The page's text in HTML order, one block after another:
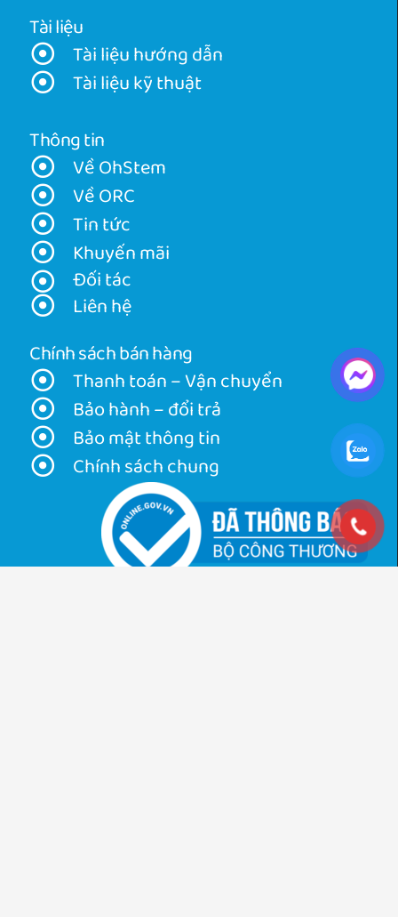
Tài liệu
Tài liệu hướng dẫn
Tài liệu kỹ thuật
Thông tin
Về OhStem
Về ORC
Tin tức
Khuyến mãi
Đối tác
Liên hệ
Chính sách bán hàng
Thanh toán – Vận chuyển
Bảo hành – đổi trả
Bảo mật thông tin
Chính sách chung